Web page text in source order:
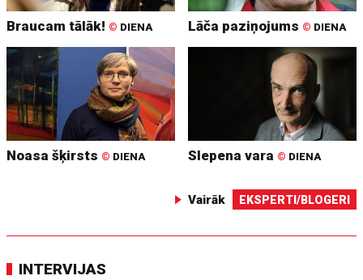
Braucam tālāk! © DIENA Lāča paziņojums © DIENA
Noasa šķirsts © DIENA Slepena vara © DIENA
Vairāk EKSPERTI/BLOGERI
INTERVIJAS